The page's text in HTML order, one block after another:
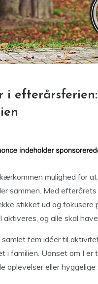
i
mulighed for
sammen. Med
stikket ud og fokusere
aktiveres, og alle skal
fem idéer til
i familien. Uanset om I
oplevelser eller